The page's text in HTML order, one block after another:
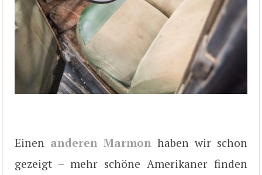
Einen anderen Marmon haben wir schon
gezeigt – mehr schöne Amerikaner finden